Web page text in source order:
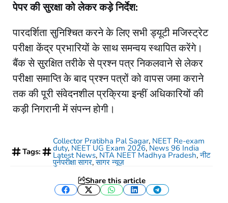
पेपर की सुरक्षा को लेकर कड़े निर्देश:
पारदर्शिता सुनिश्चित करने के लिए सभी ड्यूटी मजिस्ट्रेट
परीक्षा केंद्र प्रभारियों के साथ समन्वय स्थापित करेंगे।
बैंक से सुरक्षित तरीके से प्रश्न पत्र निकलवाने से लेकर
परीक्षा समाप्ति के बाद प्रश्न पत्रों को वापस जमा कराने
तक की पूरी संवेदनशील प्रक्रिया इन्हीं अधिकारियों की
कड़ी निगरानी में संपन्न होगी।
Tags:
Collector Pratibha Pal Sagar, NEET Re-exam
duty, NEET UG Exam 2026, News 96 India
Latest News, NTA NEET Madhya Pradesh,नीट
पुर्नपरीक्षा सागर,सागर न्यूज़
Share this article
Facebook
TwitterWhatsApp
LinkedInTelegram